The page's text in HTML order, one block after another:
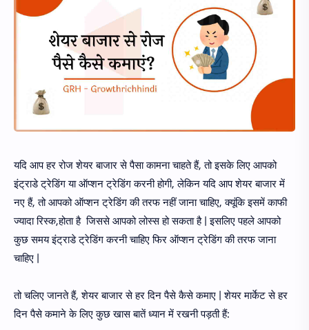
यदि आप हर रोज शेयर बाजार से पैसा कामना चाहते हैं, तो इसके लिए आपको
इंट्राडे ट्रेडिंग या ऑप्शन ट्रेडिंग करनी होगी, लेकिन यदि आप शेयर बाजार में
नए हैं, तो आपको ऑप्शन ट्रेडिंग की तरफ नहीं जाना चाहिए, क्यूंकि इसमें काफी
ज्यादा रिस्क,होता है जिससे आपको लोस्स हो सकता है | इसलिए पहले आपको
कुछ समय इंट्राडे ट्रेडिंग करनी चाहिए फिर ऑप्शन ट्रेडिंग की तरफ जाना
चाहिए |
तो चलिए जानते हैं, शेयर बाजार से हर दिन पैसे कैसे कमाए | शेयर मार्केट से हर
दिन पैसे कमाने के लिए कुछ खास बातें ध्यान में रखनी पड़ती हैं: